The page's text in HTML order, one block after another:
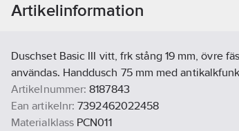
Artikelinformation
Duschset Basic III vitt, frk stång 19 mm, övre
användas. Handdusch 75 mm med
Artikelnummer: 8187843
Ean artikelnr: 7392462022458
Materialklass PCN011